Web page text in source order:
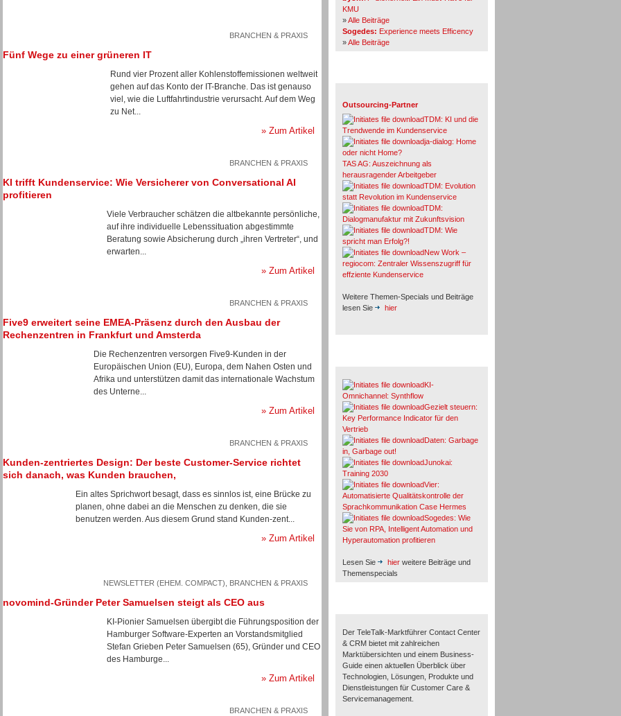
BRANCHEN & PRAXIS
Fünf Wege zu einer grüneren IT
Rund vier Prozent aller Kohlenstoffemissionen weltweit
gehen auf das Konto der IT-Branche. Das ist genauso
viel, wie die Luftfahrtindustrie verursacht. Auf dem Weg
zu Net...
» Zum Artikel
BRANCHEN & PRAXIS
KI trifft Kundenservice: Wie Versicherer von Conversational AI
profitieren
Viele Verbraucher schätzen die altbekannte persönliche,
auf ihre individuelle Lebenssituation abgestimmte
Beratung sowie Absicherung durch „ihren Vertreter“, und
erwarten...
» Zum Artikel
BRANCHEN & PRAXIS
Five9 erweitert seine EMEA-Präsenz durch den Ausbau der
Rechenzentren in Frankfurt und Amsterda
Die Rechenzentren versorgen Five9-Kunden in der
Europäischen Union (EU), Europa, dem Nahen Osten und
Afrika und unterstützen damit das internationale Wachstum
des Unterne...
» Zum Artikel
BRANCHEN & PRAXIS
Kunden-zentriertes Design: Der beste Customer-Service richtet
sich danach, was Kunden brauchen,
Ein altes Sprichwort besagt, dass es sinnlos ist, eine Brücke zu
planen, ohne dabei an die Menschen zu denken, die sie
benutzen werden. Aus diesem Grund stand Kunden-zent...
» Zum Artikel
NEWSLETTER (EHEM. COMPACT), BRANCHEN & PRAXIS
novomind-Gründer Peter Samuelsen steigt als CEO aus
KI-Pionier Samuelsen übergibt die Führungsposition der
Hamburger Software-Experten an Vorstandsmitglied
Stefan Grieben Peter Samuelsen (65), Gründer und CEO
des Hamburge...
» Zum Artikel
BRANCHEN & PRAXIS
KMU
»Alle Beiträge
Sogedes: Experience meets Efficency
»Alle Beiträge
Outsourcing-Partner
TDM: KI und die
Trendwende im Kundenservice
ja-dialog: Home
oder nicht Home?
TAS AG: Auszeichnung als
herausragender Arbeitgeber
TDM: Evolution
statt Revolution im Kundenservice
TDM:
Dialogmanufaktur mit Zukunftsvision
TDM: Wie
spricht man Erfolg?!
New Work –
regiocom: Zentraler Wissenszugriff für
effziente Kundenservice
Weitere Themen-Specials und Beiträge
lesen Sie
hier
KI-
Omnichannel: Synthflow
Gezielt steuern:
Key Performance Indicator für den
Vertrieb
Daten: Garbage
in, Garbage out!
Junokai:
Training 2030
Vier:
Automatisierte Qualitätskontrolle der
Sprachkommunikation Case Hermes
Sogedes: Wie
Sie von RPA, Intelligent Automation und
Hyperautomation profitieren
Lesen Sie hier weitere Beiträge und
Themenspecials
Der TeleTalk-Marktführer Contact Center
& CRM bietet mit zahlreichen
Marktübersichten und einem Business-
Guide einen aktuellen Überblick über
Technologien, Lösungen, Produkte und
Dienstleistungen für Customer Care &
Servicemanagement.